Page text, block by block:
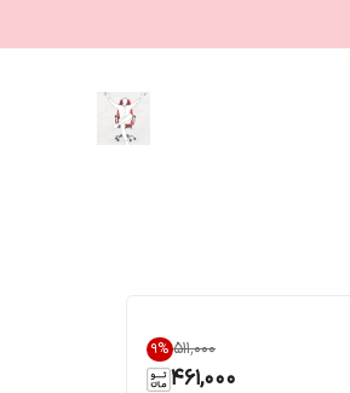
۵۱۱٬۰۰۰ 9%
461,000